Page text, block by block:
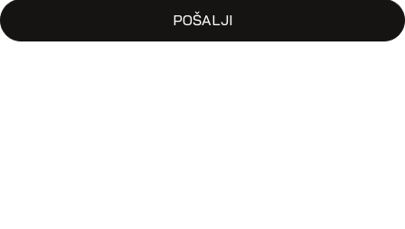
POŠALJI